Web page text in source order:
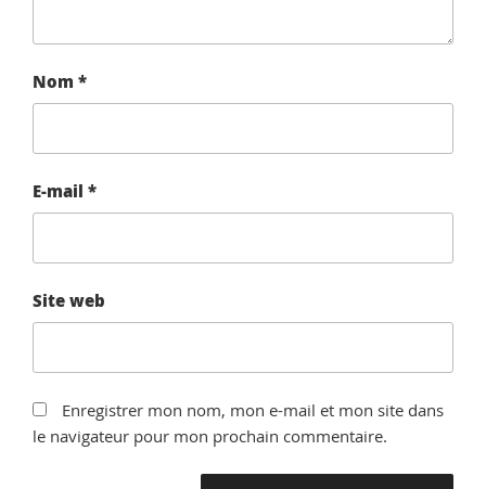
Nom *
E-mail *
Site web
Enregistrer mon nom, mon e-mail et mon site dans
le navigateur pour mon prochain commentaire.